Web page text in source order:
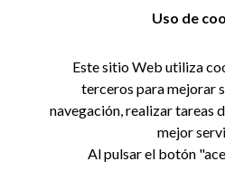
Uso de
Este sitio Web utiliza
terceros para mejorar
navegación, realizar tareas
mejor
Al pulsar el botón